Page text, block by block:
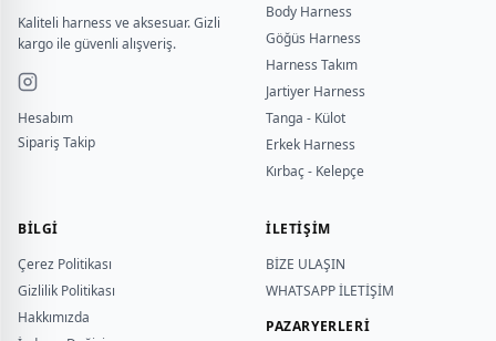
Kaliteli harness ve aksesuar. Gizli
kargo ile güvenli alışveriş.
Hesabım
Sipariş Takip
Body Harness
Göğüs Harness
Harness Takım
Jartiyer Harness
Tanga - Külot
Erkek Harness
Kırbaç - Kelepçe
BILGI
Çerez Politikası
Gizlilik Politikası
Hakkımızda
İLETİŞİM
BİZE ULAŞIN
WHATSAPP İLETİŞİM
PAZARYERLERİ